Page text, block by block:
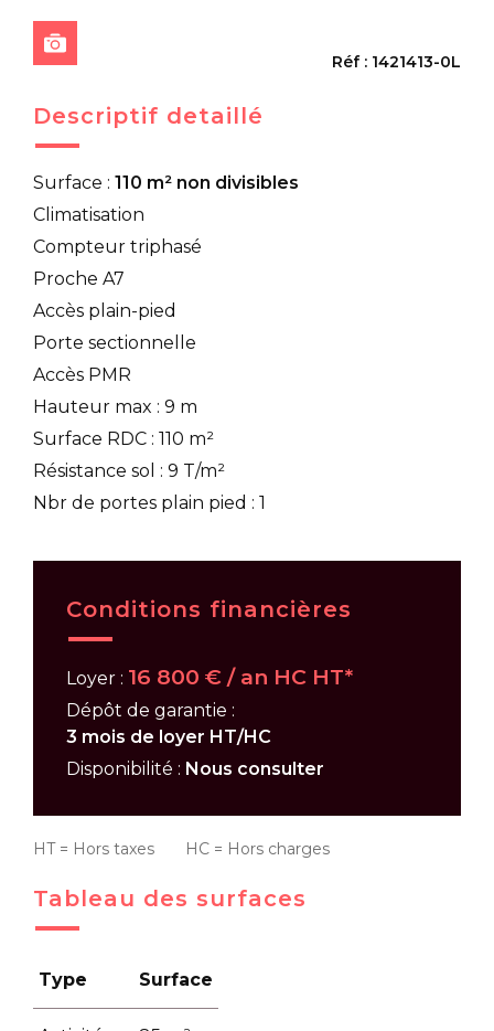
Réf : 1421413-0L
Descriptif detaillé
Surface : 110 m² non divisibles
Climatisation
Compteur triphasé
Proche A7
Accès plain-pied
Porte sectionnelle
Accès PMR
Hauteur max : 9 m
Surface RDC : 110 m²
Résistance sol : 9 T/m²
Nbr de portes plain pied : 1
Conditions financières
Loyer : 16 800 € / an HC HT*
Dépôt de garantie :
3 mois de loyer HT/HC
Disponibilité : Nous consulter
HT = Hors taxes HC = Hors charges
Tableau des surfaces
Type Surface